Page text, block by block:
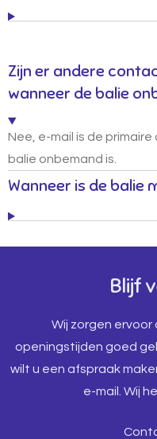
Zijn er andere
wanneer de balie
Nee, e-mail is de
balie onbemand is.
Wanneer is de balie
Blijf
Wij zorgen
openingstijden goed
wilt u een afspraak
e-mail. Wij